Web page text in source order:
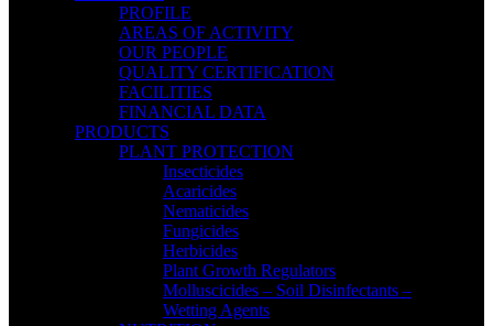
PROFILE
AREAS OF ACTIVITY
OUR PEOPLE
QUALITY CERTIFICATION
FACILITIES
FINANCIAL DATA
PRODUCTS
PLANT PROTECTION
Insecticides
Acaricides
Nematicides
Fungicides
Herbicides
Plant Growth Regulators
Molluscicides – Soil Disinfectants –
Wetting Agents